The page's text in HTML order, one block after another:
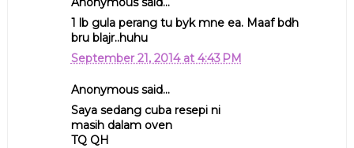
1 lb gula perang tu byk mne ea. Maaf bdh
bru blajr..huhu
September 21, 2014 at 4:43 PM
Anonymous said...
Saya sedang cuba resepi ni
masih dalam oven
TQ QH